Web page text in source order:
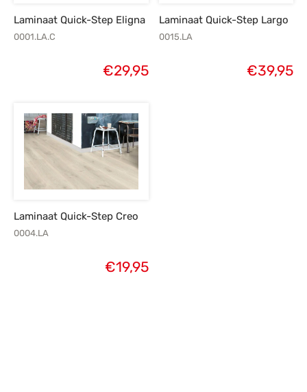
Laminaat Quick-Step Eligna
0001.LA.C
€29,95
Laminaat Quick-Step Largo
0015.LA
€39,95
Laminaat Quick-Step Creo
0004.LA
€19,95